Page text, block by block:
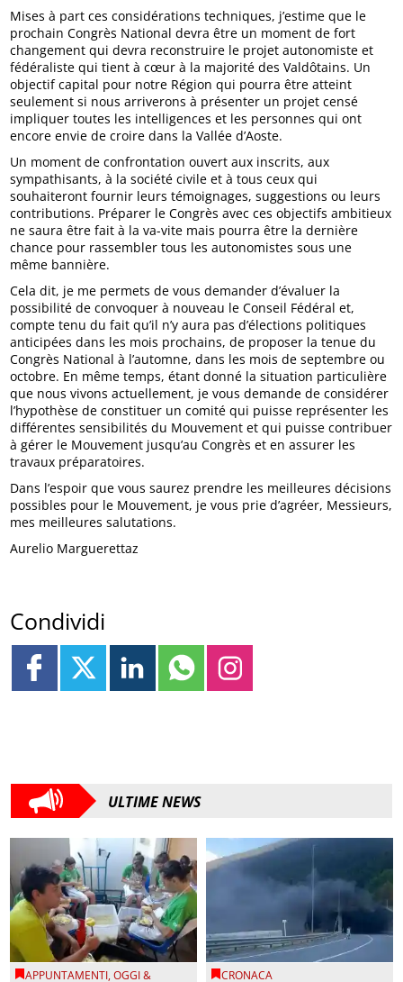
Mises à part ces considérations techniques, j’estime que le
prochain Congrès National devra être un moment de fort
changement qui devra reconstruire le projet autonomiste et
fédéraliste qui tient à cœur à la majorité des Valdôtains. Un
objectif capital pour notre Région qui pourra être atteint
seulement si nous arriverons à présenter un projet censé
impliquer toutes les intelligences et les personnes qui ont
encore envie de croire dans la Vallée d’Aoste.
Un moment de confrontation ouvert aux inscrits, aux
sympathisants, à la société civile et à tous ceux qui
souhaiteront fournir leurs témoignages, suggestions ou leurs
contributions. Préparer le Congrès avec ces objectifs ambitieux
ne saura être fait à la va-vite mais pourra être la dernière
chance pour rassembler tous les autonomistes sous une
même bannière.
Cela dit, je me permets de vous demander d’évaluer la
possibilité de convoquer à nouveau le Conseil Fédéral et,
compte tenu du fait qu’il n’y aura pas d’élections politiques
anticipées dans les mois prochains, de proposer la tenue du
Congrès National à l’automne, dans les mois de septembre ou
octobre. En même temps, étant donné la situation particulière
que nous vivons actuellement, je vous demande de considérer
l’hypothèse de constituer un comité qui puisse représenter les
différentes sensibilités du Mouvement et qui puisse contribuer
à gérer le Mouvement jusqu’au Congrès et en assurer les
travaux préparatoires.
Dans l’espoir que vous saurez prendre les meilleures décisions
possibles pour le Mouvement, je vous prie d’agréer, Messieurs,
mes meilleures salutations.
Aurelio Marguerettaz
Condividi
ULTIME NEWS
APPUNTAMENTI,OGGI & CRONACA